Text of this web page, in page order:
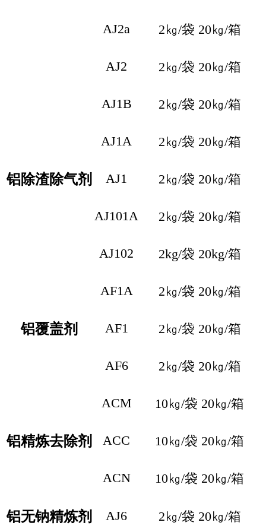
AJ2a 2㎏/袋 20㎏/箱
AJ2 2㎏/袋 20㎏/箱
铝除渣除气剂
AJ1B 2㎏/袋 20㎏/箱
AJ1A 2㎏/袋 20㎏/箱
AJ1 2㎏/袋 20㎏/箱
AJ101A 2㎏/袋 20㎏/箱
AJ102 2kg/袋 20kg/箱
铝覆盖剂
AF1A 2㎏/袋 20㎏/箱
AF1 2㎏/袋 20㎏/箱
AF6 2㎏/袋 20㎏/箱
铝精炼去除剂
ACM 10㎏/袋 20㎏/箱
ACC 10㎏/袋 20㎏/箱
ACN 10㎏/袋 20㎏/箱
铝无钠精炼剂 AJ6 2㎏/袋 20㎏/箱